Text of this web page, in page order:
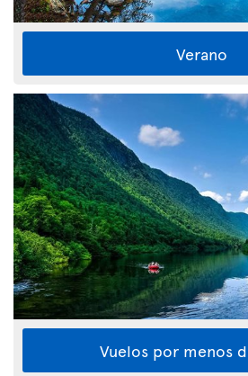
Verano
Vuelos por menos